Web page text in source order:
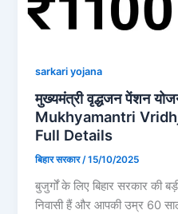
sarkari yojana
मुख्यमंत्री वृद्धजन पेंशन
Mukhyamantri
Full Details
बिहार सरकार/15/10/2025
बुजुर्गों के लिए बिहार सरकार की
निवासी हैं और आपकी उम्र 60